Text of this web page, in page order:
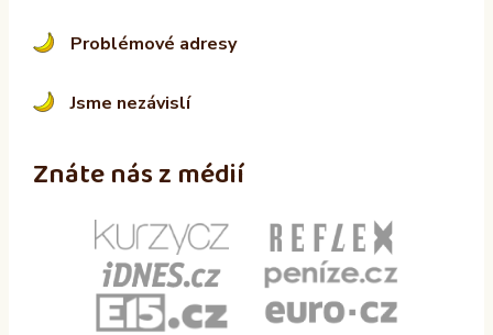
Problémové adresy
Jsme nezávislí
Znáte nás z médií